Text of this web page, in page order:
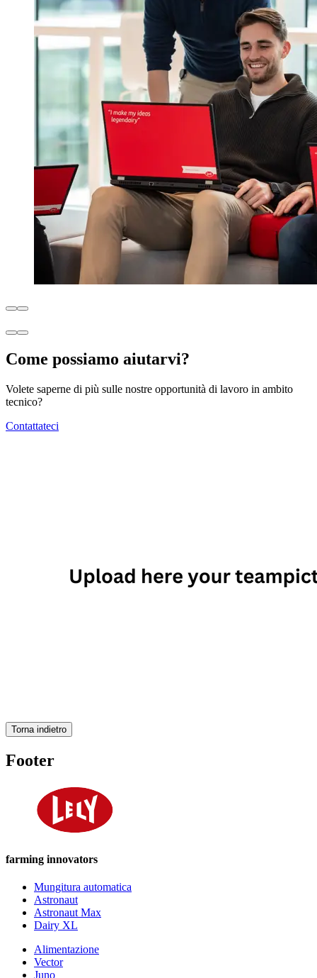
Come possiamo aiutarvi?
Volete saperne di più sulle nostre opportunità di lavoro in ambito
tecnico?
Contattateci
Torna indietro
Footer
farming innovators
Mungitura automatica
Astronaut
Astronaut Max
Dairy XL
Alimentazione
Vector
Juno